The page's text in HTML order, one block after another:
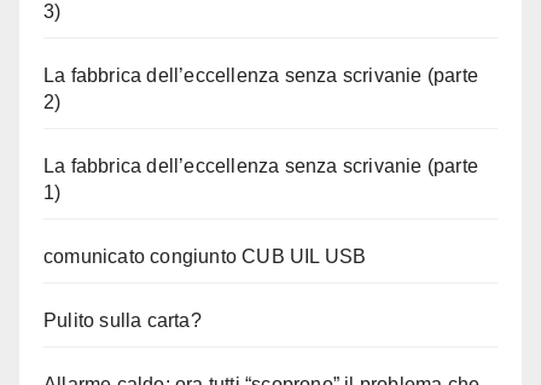
3)
La fabbrica dell’eccellenza senza scrivanie (parte
2)
La fabbrica dell’eccellenza senza scrivanie (parte
1)
comunicato congiunto CUB UIL USB
Pulito sulla carta?